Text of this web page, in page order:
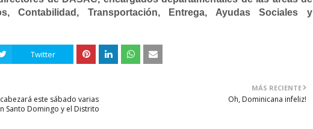
Contabilidad, Transportación, Entrega, Ayudas Sociales y
Twitter
MÁS RECIENTE
Oh, Dominicana infeliz!
este sábado varias
Santo Domingo y el Distrito